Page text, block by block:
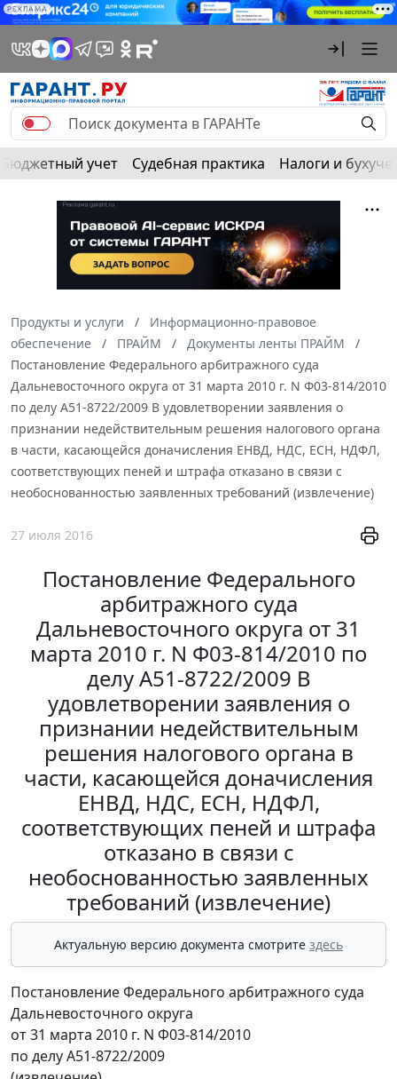
РЕКЛАМА
Бюджетный учет Судебная практика Налоги и
Продукты и услуги
Информационно-правовое
обеспечение
ПРАЙМ
Документы ленты ПРАЙМ
Постановление Федерального арбитражного суда
Дальневосточного округа от 31 марта 2010 г. N Ф03-814/2010
по делу А51-8722/2009 В удовлетворении заявления о
признании недействительным решения налогового органа
в части, касающейся доначисления ЕНВД, НДС, ЕСН, НДФЛ,
соответствующих пеней и штрафа отказано в связи с
необоснованностью заявленных требований (извлечение)
27 июля 2016
Постановление Федерального
арбитражного суда
Дальневосточного округа от 31
марта 2010 г. N Ф03-814/2010 по
делу А51-8722/2009 В
удовлетворении заявления о
признании недействительным
решения налогового органа в
части, касающейся доначисления
ЕНВД, НДС, ЕСН, НДФЛ,
соответствующих пеней и штрафа
отказано в связи с
необоснованностью заявленных
требований (извлечение)
Актуальную версию документа смотрите здесь
Постановление Федерального арбитражного суда
Дальневосточного округа
от 31 марта 2010 г. N Ф03-814/2010
по делу А51-8722/2009